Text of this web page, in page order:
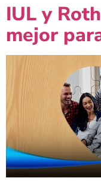
IUL y
mejor